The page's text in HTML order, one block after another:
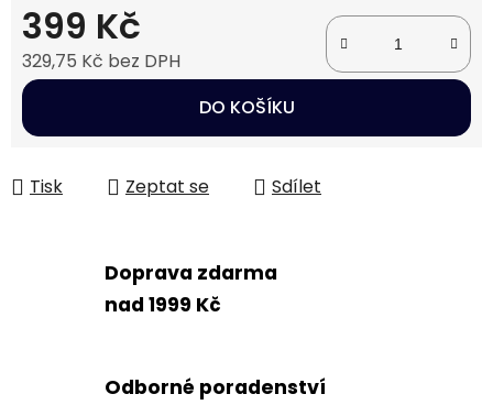
399 Kč
329,75 Kč bez DPH
Měrná cena:
DO KOŠÍKU
Tisk Zeptat se Sdílet
Doprava zdarma
nad 1999 Kč
Odborné poradenství